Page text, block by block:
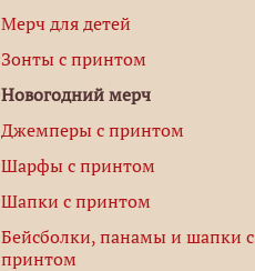
Мерч для детей
Зонты с принтом
Новогодний мерч
Джемперы с принтом
Шарфы с принтом
Шапки с принтом
Бейсболки, панамы и шапки с
принтом